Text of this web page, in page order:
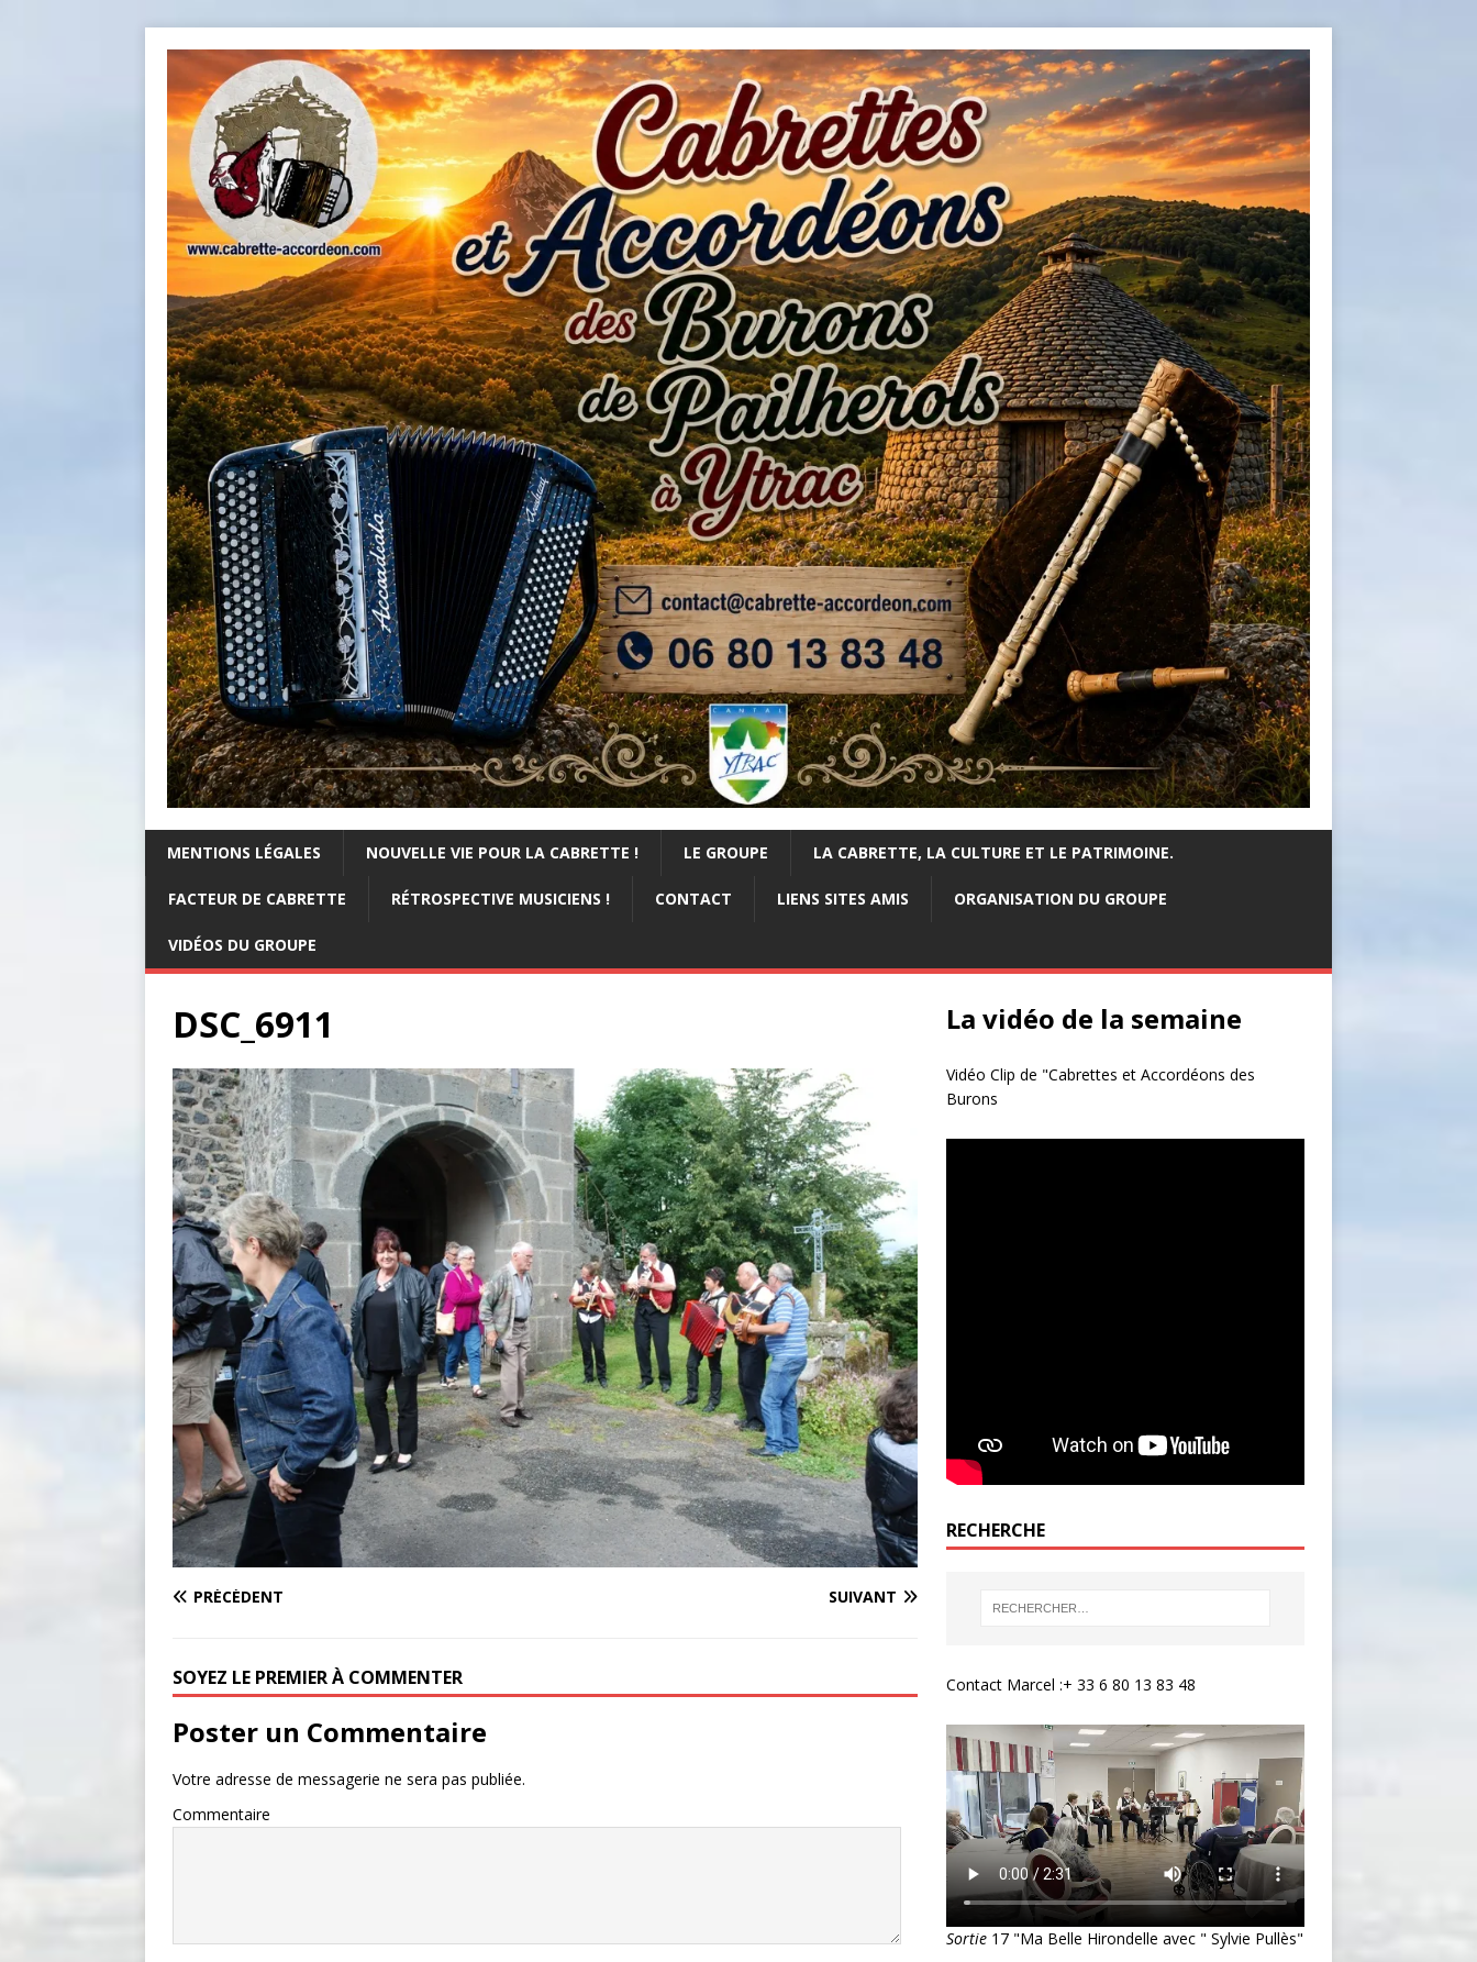
MENTIONS LÉGALES NOUVELLE VIE POUR LA CABRETTE ! LE GROUPE LA CABRETTE, LA CULTURE ET LE PATRIMOINE.
FACTEUR DE CABRETTE RÉTROSPECTIVE MUSICIENS ! CONTACT LIENS SITES AMIS ORGANISATION DU GROUPE
VIDÉOS DU GROUPE
DSC_6911
PRÉCÉDENT SUIVANT
SOYEZ LE PREMIER À COMMENTER
Poster un Commentaire
Votre adresse de messagerie ne sera pas publiée.
Commentaire
La vidéo de la semaine
Vidéo Clip de "Cabrettes et Accordéons des
Burons
RECHERCHE
Contact Marcel :+ 33 6 80 13 83 48
Sortie 17 "Ma Belle Hirondelle avec " Sylvie Pullès"